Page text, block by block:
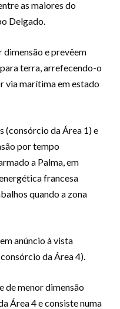
as maiores do
Delgado.
e prevêem
terra, arrefecendo-o
via marítima em estado
(consórcio da Área 1) e
por tempo
a Palma, em
francesa
quando a zona
anúncio à vista
da Área 4).
de menor dimensão
Área 4 e consiste numa